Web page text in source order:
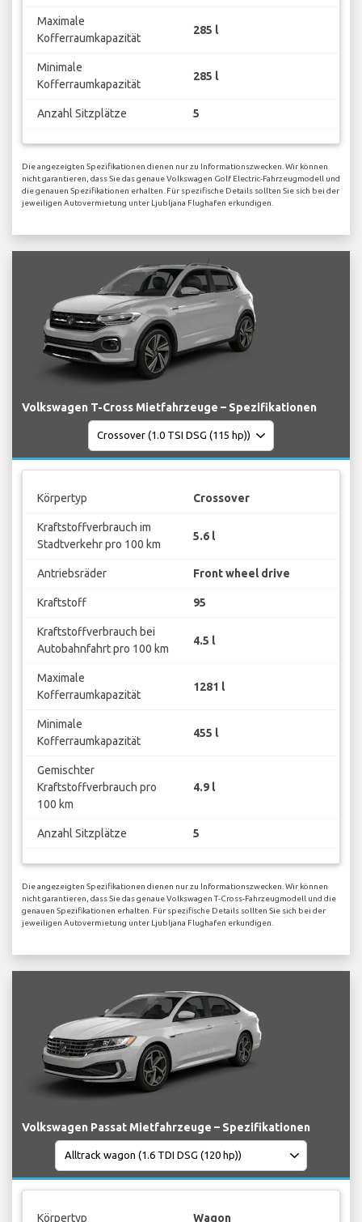
Maximale
Kofferraumkapazität
285 l
Minimale
Kofferraumkapazität
285 l
Anzahl Sitzplätze 5
Die angezeigten Spezifikationen dienen nur zu Informationszwecken. Wir können
nicht garantieren, dass Sie das genaue Volkswagen Golf Electric-Fahrzeugmodell und
die genauen Spezifikationen erhalten. Für spezifische Details sollten Sie sich bei der
jeweiligen Autovermietung unter Ljubljana Flughafen erkundigen.
Volkswagen T-Cross Mietfahrzeuge – Spezifikationen
Körpertyp Crossover
Kraftstoffverbrauch im
Stadtverkehr pro 100 km
5.6 l
Antriebsräder Front wheel drive
Kraftstoff 95
Kraftstoffverbrauch bei
Autobahnfahrt pro 100 km
4.5 l
Maximale
Kofferraumkapazität
1281 l
Minimale
Kofferraumkapazität
455 l
Gemischter
Kraftstoffverbrauch pro
100 km
4.9 l
Anzahl Sitzplätze 5
Die angezeigten Spezifikationen dienen nur zu Informationszwecken. Wir können
nicht garantieren, dass Sie das genaue Volkswagen T-Cross-Fahrzeugmodell und die
genauen Spezifikationen erhalten. Für spezifische Details sollten Sie sich bei der
jeweiligen Autovermietung unter Ljubljana Flughafen erkundigen.
Volkswagen Passat Mietfahrzeuge – Spezifikationen
Körpertyp Wagon